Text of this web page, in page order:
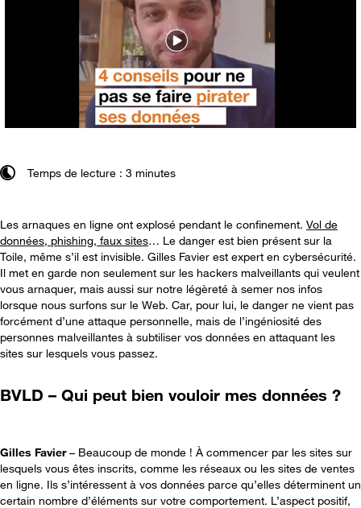
Temps de lecture : 3 minutes
Les arnaques en ligne ont explosé pendant le confinement. Vol de
données, phishing, faux sites… Le danger est bien présent sur la
Toile, même s’il est invisible. Gilles Favier est expert en cybersécurité.
Il met en garde non seulement sur les hackers malveillants qui veulent
vous arnaquer, mais aussi sur notre légèreté à semer nos infos
lorsque nous surfons sur le Web. Car, pour lui, le danger ne vient pas
forcément d’une attaque personnelle, mais de l’ingéniosité des
personnes malveillantes à subtiliser vos données en attaquant les
sites sur lesquels vous passez.
BVLD – Qui peut bien vouloir mes données ?
Gilles Favier– Beaucoup de monde ! À commencer par les sites sur
lesquels vous êtes inscrits, comme les réseaux ou les sites de ventes
en ligne. Ils s’intéressent à vos données parce qu’elles déterminent un
certain nombre d’éléments sur votre comportement. L’aspect positif,